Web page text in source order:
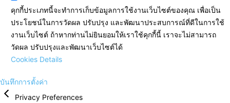
คุกกี้ประเภทนี้จะทำการเก็บข้อมูลการใช้งานเว็บไซต์ของคุณ เพื่อเป็น
ประโยชน์ในการวัดผล ปรับปรุง และพัฒนาประสบการณ์ที่ดีในการใช้
งานเว็บไซต์ ถ้าหากท่านไม่ยินยอมให้เราใช้คุกกี้นี้ เราจะไม่สามารถ
วัดผล ปรับปรุงและพัฒนาเว็บไซต์ได้
Cookies Details
บันทึกการตั้งค่า
Privacy Preferences